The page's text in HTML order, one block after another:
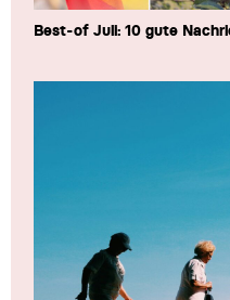
Best-of Juli: 10 gute